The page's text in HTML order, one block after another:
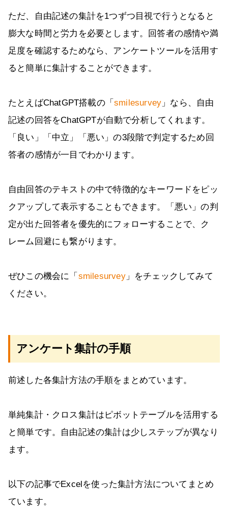
ただ、自由記述の集計を1つずつ目視で行うとなると
膨大な時間と労力を必要とします。回答者の感情や満
足度を確認するためなら、アンケートツールを活用す
ると簡単に集計することができます。
たとえばChatGPT搭載の「 smilesurvey 」なら、自由
記述の回答をChatGPTが自動で分析してくれます。
「良い」「中立」「悪い」の3段階で判定するため回
答者の感情が一目でわかります。
自由回答のテキストの中で特徴的なキーワードをピッ
クアップして表示することもできます。「悪い」の判
定が出た回答者を優先的にフォローすることで、ク
レーム回避にも繋がります。
ぜひこの機会に「 smilesurvey」をチェックしてみて
ください。
アンケート集計の手順
前述した各集計方法の手順をまとめています。
単純集計・クロス集計はピボットテーブルを活用する
と簡単です。自由記述の集計は少しステップが異なり
ます。
以下の記事でExcelを使った集計方法についてまとめ
ています。